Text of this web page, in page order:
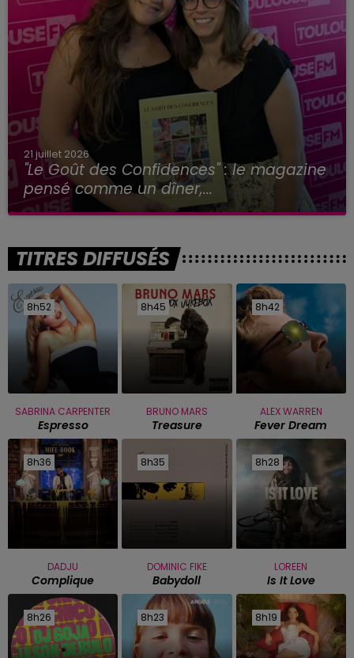
21 juillet 2026
"Le Goût des Confidences" : le magazine
pensé comme un dîner,...
TITRES DIFFUSÉS
8h52
8h52
SABRINA CARPENTER
Espresso
8h45
8h45
BRUNO MARS
Treasure
8h42
8h42
ALEX WARREN
Fever Dream
8h36
8h36
DADJU
Complique
8h35
8h35
DOMINIC FIKE
Babydoll
8h28
8h28
LOREEN
Is It Love
8h26
8h26 8h23
8h23 8h19
8h19